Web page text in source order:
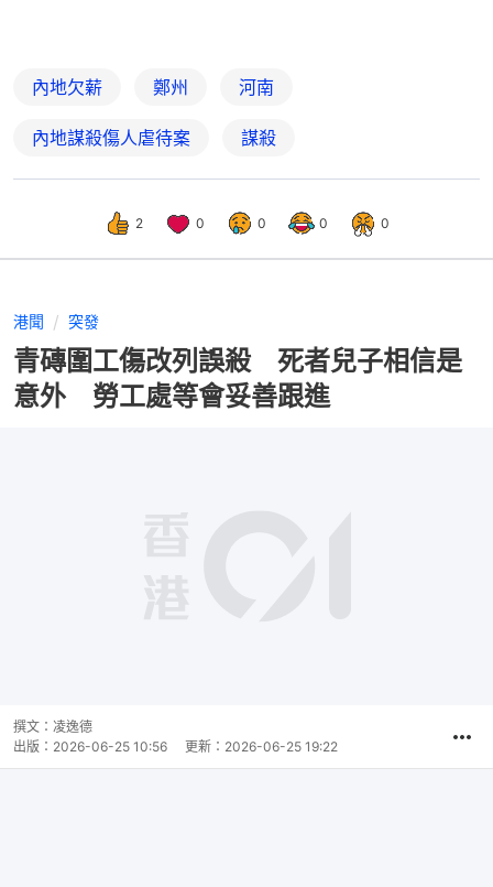
內地欠薪 鄭州 河南
內地謀殺傷人虐待案 謀殺
2 0 0 0 0
港聞 突發
青磚圍工傷改列誤殺 死者兒子相信是
意外 勞工處等會妥善跟進
撰文： 凌逸德
出版： 2026-06-25 10:56 更新： 2026-06-25 19:22